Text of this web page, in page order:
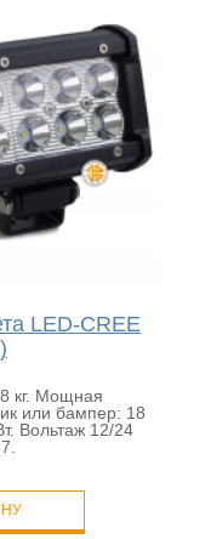
LED-CREE
кг. Мощная
или бампер: 18
Вольтаж 12/24